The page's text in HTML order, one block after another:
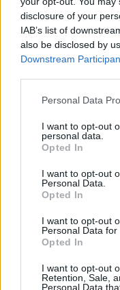
disclosure of your
IAB’s list of
also be disclosed by
Downstream
Please note that this
not limited to your
grant or deny
use your data for
consent section.
Personal Data
I want to opt-out
personal data.
Opted In
I want to opt-out
Personal Data.
Opted In
I want to opt-out
Personal Data for
Opted In
I want to opt-out
Retention, Sale,
Personal Data
tetőcserepet!